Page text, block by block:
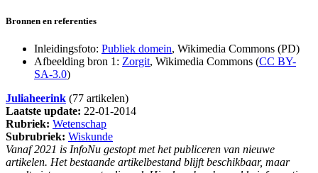
Bronnen en referenties
Inleidingsfoto: Publiek domein, Wikimedia Commons (PD)
Afbeelding bron 1: Zorgit, Wikimedia Commons (CC BY-
SA-3.0)
Juliaheerink (77 artikelen)
Laatste update: 22-01-2014
Rubriek: Wetenschap
Subrubriek: Wiskunde
Vanaf 2021 is InfoNu gestopt met het publiceren van nieuwe
artikelen. Het bestaande artikelbestand blijft beschikbaar, maar